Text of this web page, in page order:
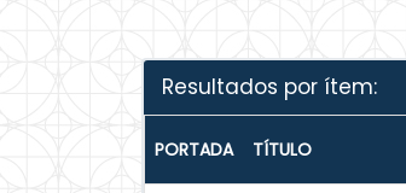
Resultados por ítem:
PORTADA TÍTULO